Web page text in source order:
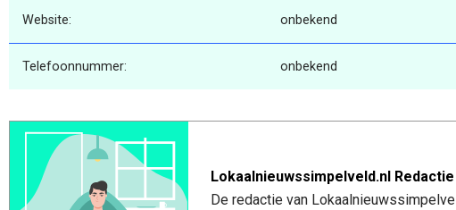
Website: onbekend
Telefoonnummer: onbekend
Lokaalnieuwssimpelveld.nl Redactie
De redactie van